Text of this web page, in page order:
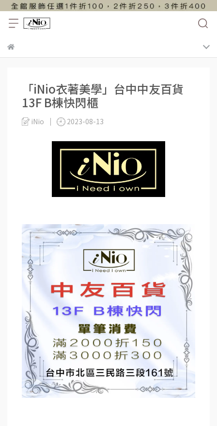
「iNio衣著美學」台中中友百貨
13F B棟快閃櫃
iNio 2023-08-13